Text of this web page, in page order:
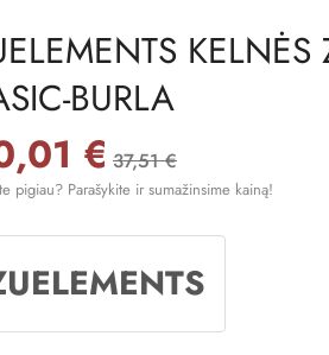
BURLA
€ 37,51 €
pigiau? Parašykite ir sumažinsime kainą!